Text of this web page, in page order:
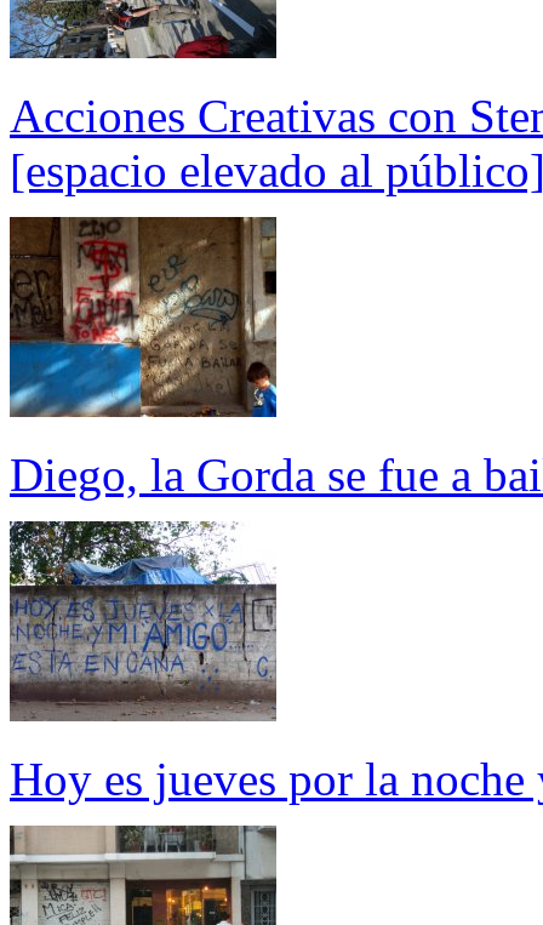
Acciones Creativas con
[espacio elevado al
Diego, la Gorda se fue a
Hoy es jueves por la